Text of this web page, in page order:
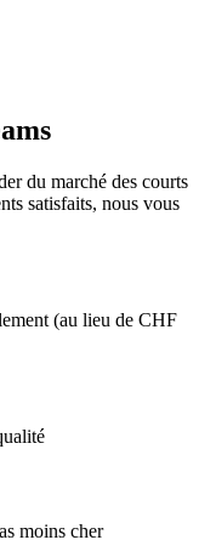
du marché des courts
satisfaits, nous vous
(au lieu de CHF
moins cher